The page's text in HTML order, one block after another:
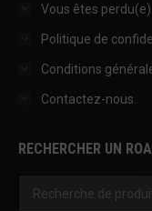
Vous êtes perdu(e)
Politique de
Conditions
Contactez-nous.
RECHERCHER UN